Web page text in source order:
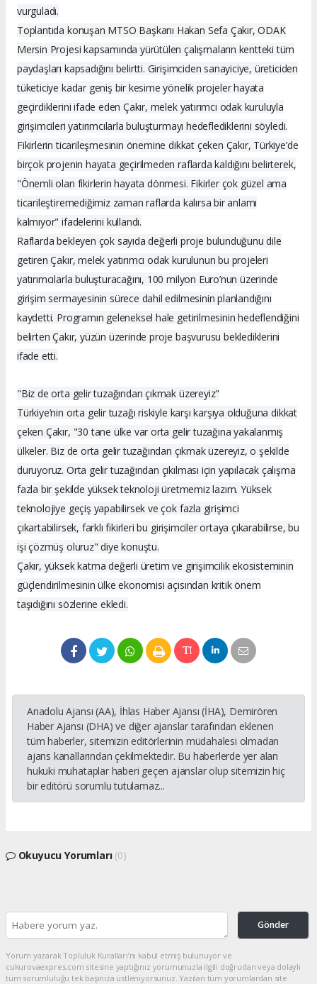
vurguladı.
Toplantıda konuşan MTSO Başkanı Hakan Sefa Çakır, ODAK
Mersin Projesi kapsamında yürütülen çalışmaların kentteki tüm
paydaşları kapsadığını belirtti. Girişimciden sanayiciye, üreticiden
tüketiciye kadar geniş bir kesime yönelik projeler hayata
geçirdiklerini ifade eden Çakır, melek yatırımcı odak kuruluyla
girişimcileri yatırımcılarla buluşturmayı hedeflediklerini söyledi.
Fikirlerin ticarileşmesinin önemine dikkat çeken Çakır, Türkiye’de
birçok projenin hayata geçirilmeden raflarda kaldığını belirterek,
"Önemli olan fikirlerin hayata dönmesi. Fikirler çok güzel ama
ticarileştiremediğimiz zaman raflarda kalırsa bir anlamı
kalmıyor" ifadelerini kullandı.
Raflarda bekleyen çok sayıda değerli proje bulunduğunu dile
getiren Çakır, melek yatırımcı odak kurulunun bu projeleri
yatırımcılarla buluşturacağını, 100 milyon Euro’nun üzerinde
girişim sermayesinin sürece dahil edilmesinin planlandığını
kaydetti. Programın geleneksel hale getirilmesinin hedeflendiğini
belirten Çakır, yüzün üzerinde proje başvurusu beklediklerini
ifade etti.
"Biz de orta gelir tuzağından çıkmak üzereyiz"
Türkiye’nin orta gelir tuzağı riskiyle karşı karşıya olduğuna dikkat
çeken Çakır, "30 tane ülke var orta gelir tuzağına yakalanmış
ülkeler. Biz de orta gelir tuzağından çıkmak üzereyiz, o şekilde
duruyoruz. Orta gelir tuzağından çıkılması için yapılacak çalışma
fazla bir şekilde yüksek teknoloji üretmemiz lazım. Yüksek
teknolojiye geçiş yapabilirsek ve çok fazla girişimci
çıkartabilirsek, farklı fikirleri bu girişimciler ortaya çıkarabilirse, bu
işi çözmüş oluruz" diye konuştu.
Çakır, yüksek katma değerli üretim ve girişimcilik ekosisteminin
güçlendirilmesinin ülke ekonomisi açısından kritik önem
taşıdığını sözlerine ekledi.
Anadolu Ajansı (AA), İhlas Haber Ajansı (İHA), Demirören
Haber Ajansı (DHA) ve diğer ajanslar tarafından eklenen
tüm haberler, sitemizin editörlerinin müdahalesi olmadan
ajans kanallarından çekilmektedir. Bu haberlerde yer alan
hukuki muhataplar haberi geçen ajanslar olup sitemizin hiç
bir editörü sorumlu tutulamaz...
Okuyucu Yorumları (0)
Gönder
Yorum yazarak Topluluk Kuralları’nı kabul etmiş bulunuyor ve
cukurovaexpres.com sitesine yaptığınız yorumunuzla ilgili doğrudan veya dolaylı
tüm sorumluluğu tek başınıza üstleniyorsunuz. Yazılan tüm yorumlardan site